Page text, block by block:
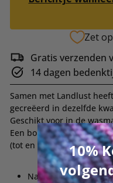
Zet
Gratis verzenden
14 dagen
Samen met Landlust
gecreëerd in dezelfde
Geschikt voor in de
Een bol van deze
(tot en met maat 46).
Naalddikte: 2.5-3 mm
10%